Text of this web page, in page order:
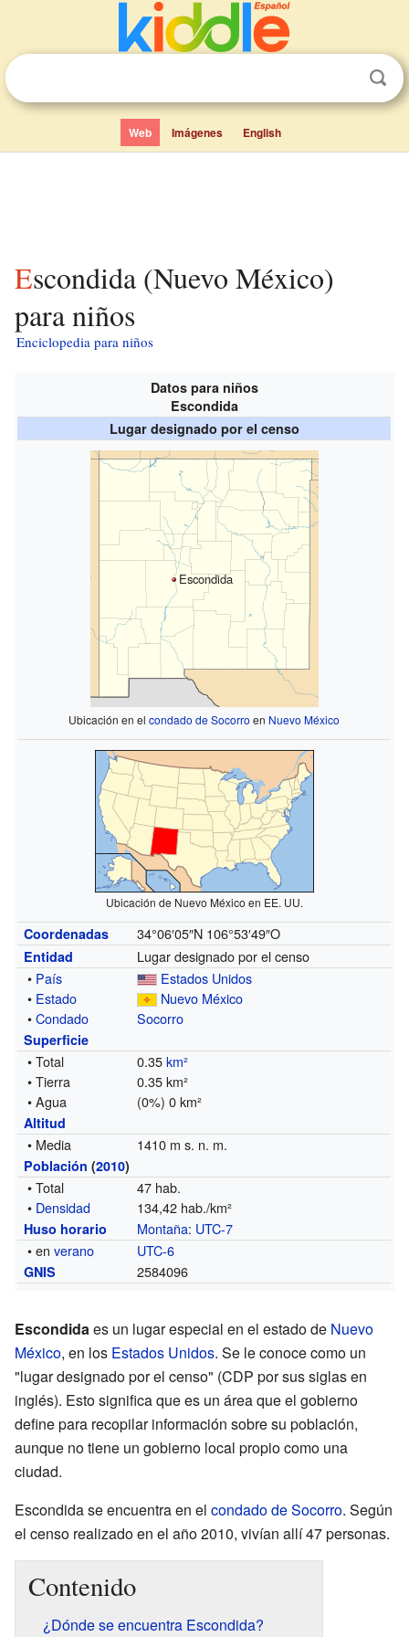
Web Imágenes English
Escondida (Nuevo México)
para niños
Enciclopedia para niños
Datos para niños
Escondida
Lugar designado por el censo
Escondida
Ubicación en elcondado de Socorro en Nuevo México
Ubicación de Nuevo México en EE. UU.
Coordenadas 34°06′05″N 106°53′49″O
Entidad
Lugar designado por el censo
• País
Estados Unidos
• Estado
Nuevo México
•Condado Socorro
Superficie
• Total 0.35km²
• Tierra
0.35 km²
• Agua
(0%) 0 km²
Altitud
• Media 1410 m s. n. m.
Población (2010)
• Total
47 hab.
• Densidad 134,42 hab./km²
Huso horario Montaña: UTC-7
• enverano UTC-6
GNIS 2584096
Escondidaes un lugar especial en el estado de Nuevo
México, en los Estados Unidos. Se le conoce como un
"lugar designado por el censo" (CDP por sus siglas en
inglés). Esto significa que es un área que el gobierno
define para recopilar información sobre su población,
aunque no tiene un gobierno local propio como una
ciudad.
Escondida se encuentra en el condado de Socorro. Según
el censo realizado en el año 2010, vivían allí 47 personas.
Contenido
¿Dónde se encuentra Escondida?